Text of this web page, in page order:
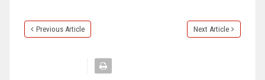
Previous Article Next Article